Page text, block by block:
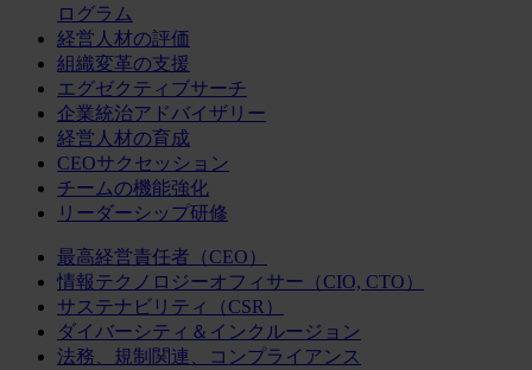
ログラム
経営人材の評価
組織変革の支援
エグゼクティブサーチ
企業統治アドバイザリー
経営人材の育成
CEOサクセッション
チームの機能強化
リーダーシップ研修
最高経営責任者（CEO）
情報テクノロジーオフィサー（CIO, CTO）
サステナビリティ（CSR）
ダイバーシティ＆インクルージョン
法務、規制関連、コンプライアンス